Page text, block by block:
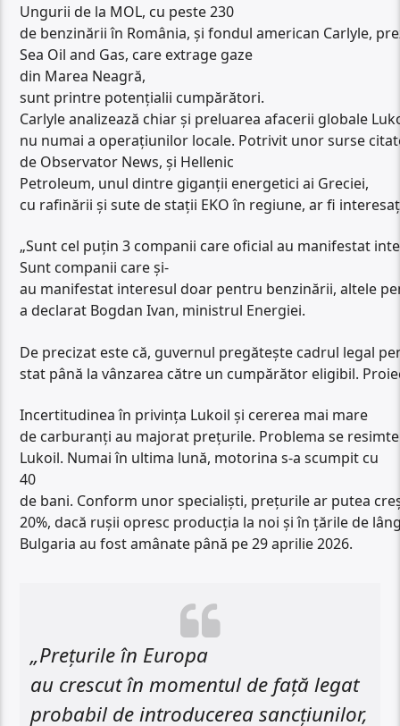
Ungurii de la MOL, cu peste 230
de benzinării în România, și fondul american Carlyle,
Sea Oil and Gas, care extrage gaze
din Marea Neagră,
sunt printre potențialii cumpărători.
Carlyle analizează chiar și preluarea afacerii globale
nu numai a operațiunilor locale. Potrivit unor surse
de Observator News, și Hellenic
Petroleum, unul dintre giganții energetici ai Greciei,
cu rafinării și sute de stații EKO în regiune, ar fi
„Sunt cel puţin 3 companii care oficial au manifestat
Sunt companii care şi-
au manifestat interesul doar pentru benzinării, altele
a declarat Bogdan Ivan, ministrul Energiei.
De precizat este că, guvernul pregătește cadrul legal
stat până la vânzarea către un cumpărător eligibil.
Incertitudinea în privinţa Lukoil şi cererea mai mare
de carburanţi au majorat prețurile. Problema se
Lukoil. Numai în ultima lună, motorina s-a scumpit cu
40
de bani. Conform unor specialiști, prețurile ar putea
20%, dacă ruşii opresc producţia la noi şi în ţările de
Bulgaria au fost amânate până pe 29 aprilie 2026.
„Preţurile în Europa
au crescut în momentul de faţă legat
probabil de introducerea sancţiunilor,